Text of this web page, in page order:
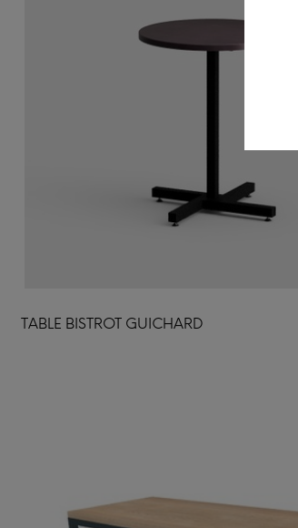
TABLE BISTROT GUICHARD